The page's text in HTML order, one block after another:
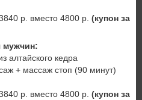
р. вместо 4800 р. (купон за
мужчин:
алтайского кедра
+ массаж стоп (90 минут)
р. вместо 4800 р. (купон за